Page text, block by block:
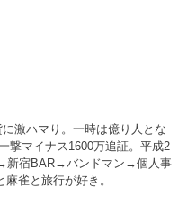
激ハマり。一時は億り人とな
撃マイナス1600万追証。平成2
新宿BAR→バンドマン→個人事
雀と旅行が好き。